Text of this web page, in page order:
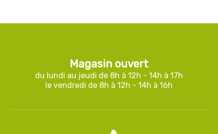
Magasin ouvert
du lundi au jeudi de 8h à 12h - 14h à 17h
le vendredi de 8h à 12h - 14h à 16h